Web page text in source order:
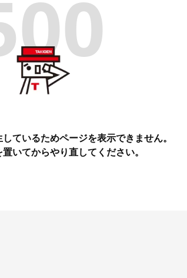
ているためページを表示できません。
いてからやり直してください。